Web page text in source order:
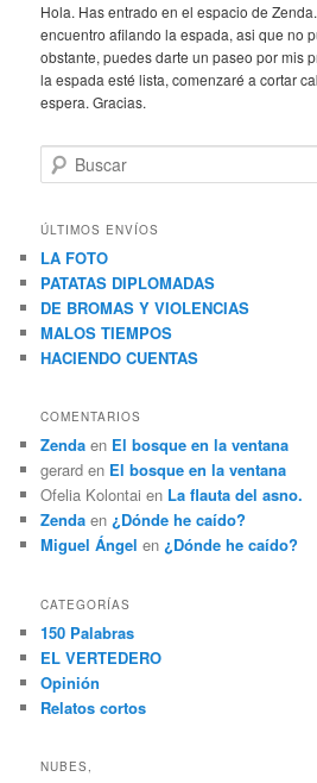
Hola. Has entrado en el espacio de
encuentro afilando la espada, asi que no
obstante, puedes darte un paseo por mis
la espada esté lista, comenzaré a cortar
espera. Gracias.
u
c
r
ÚLTIMOS ENVÍOS
LA FOTO
PATATAS DIPLOMADAS
DE BROMAS Y VIOLENCIAS
MALOS TIEMPOS
HACIENDO CUENTAS
COMENTARIOS
Zenda en El bosque en la ventana
gerard en El bosque en la ventana
Ofelia Kolontai en La flauta del asno.
Zenda en¿Dónde he caído?
Miguel Ángel en¿Dónde he caído?
CATEGORÍAS
150 Palabras
EL VERTEDERO
Opinión
Relatos cortos
NUBES,